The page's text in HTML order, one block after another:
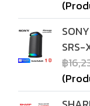
฿